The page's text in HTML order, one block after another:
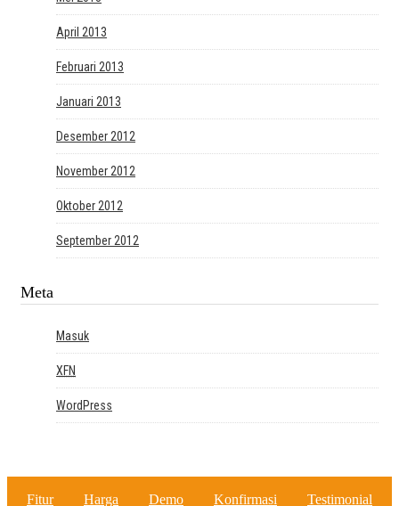
April 2013
Februari 2013
Januari 2013
Desember 2012
November 2012
Oktober 2012
September 2012
Meta
Masuk
XFN
WordPress
Fitur Harga Demo Konfirmasi Testimonial